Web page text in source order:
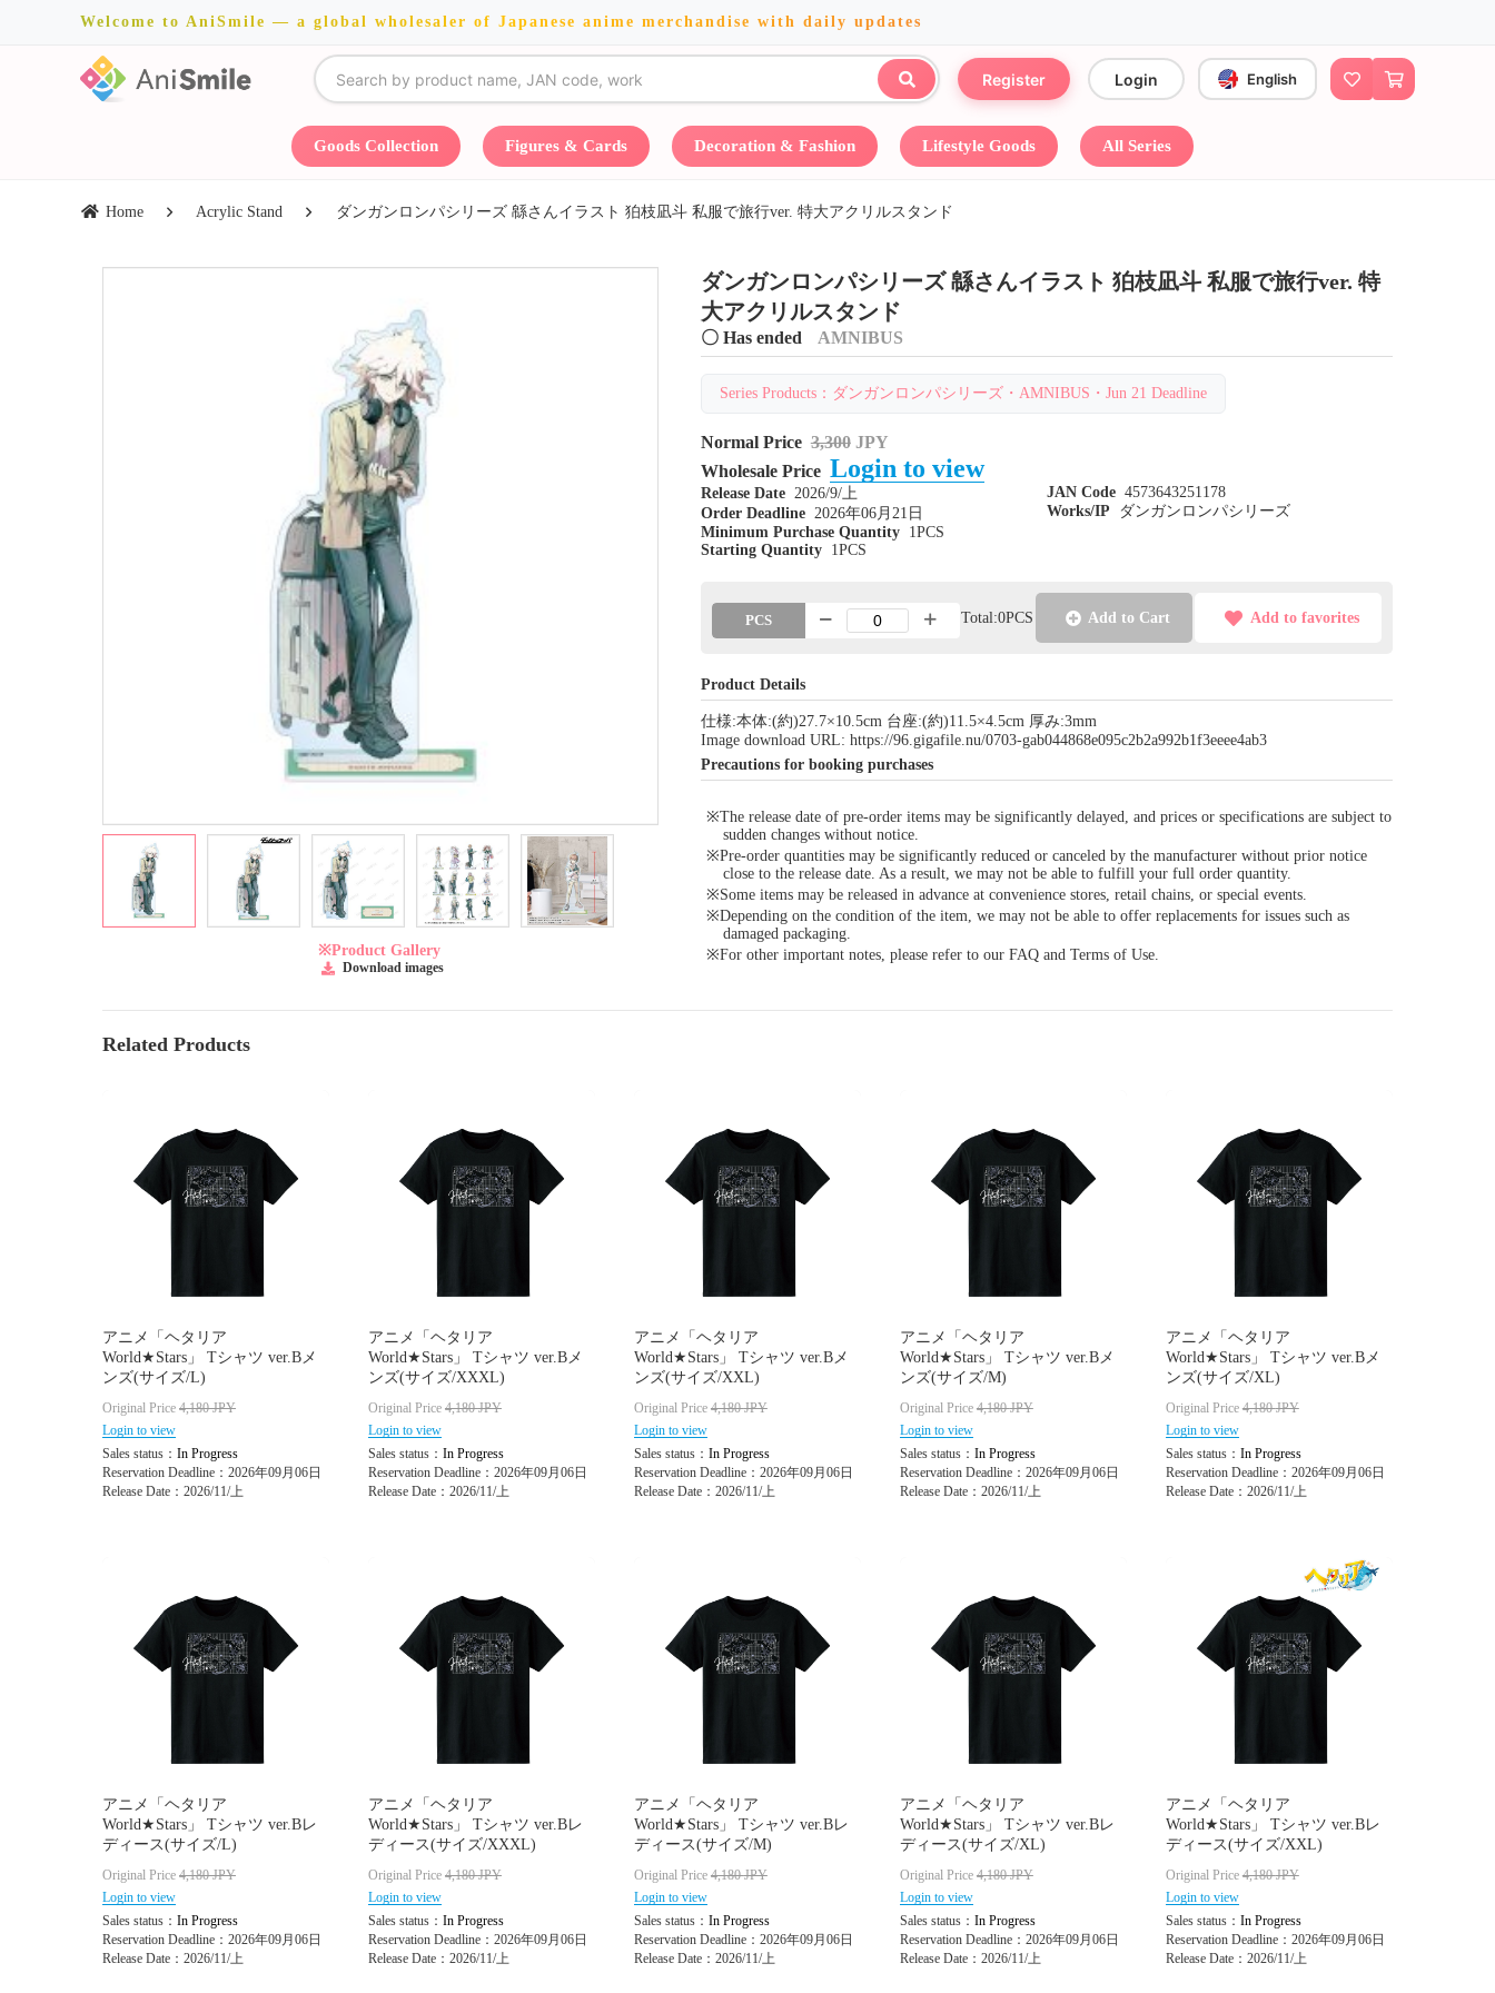
Welcome to AniSmile — a global wholesaler of Japanese anime merchandise with daily updates
Register Login English
Goods Collection Figures & Cards Decoration & Fashion Lifestyle Goods All Series
Home Acrylic Stand ダンガンロンパシリーズ 緜さんイラスト 狛枝凪斗 私服で旅行ver. 特大アクリルスタンド
※Product Gallery
Download images
ダンガンロンパシリーズ 緜さんイラスト 狛枝凪斗 私服で旅行ver. 特
大アクリルスタンド
〇 Has ended AMNIBUS
Series Products：ダンガンロンパシリーズ・AMNIBUS・Jun 21 Deadline
Normal Price 3,300 JPY
Wholesale Price Login to view
Release Date 2026/9/上
Order Deadline 2026年06月21日
Minimum Purchase Quantity
1PCS
Starting Quantity
1PCS
JAN Code 4573643251178
Works/IP
ダンガンロンパシリーズ
PCS Total:0PCS Add to Cart Add to favorites
Product Details
仕様:本体:(約)27.7×10.5cm 台座:(約)11.5×4.5cm 厚み:3mm
Image download URL: https://96.gigafile.nu/0703-gab044868e095c2b2a992b1f3eeee4ab3
Precautions for booking purchases
※The release date of pre-order items may be significantly delayed, and prices or specifications are subject to
sudden changes without notice.
※Pre-order quantities may be significantly reduced or canceled by the manufacturer without prior notice
close to the release date. As a result, we may not be able to fulfill your full order quantity.
※Some items may be released in advance at convenience stores, retail chains, or special events.
※Depending on the condition of the item, we may not be able to offer replacements for issues such as
damaged packaging.
※For other important notes, please refer to our FAQ and Terms of Use.
Related Products
アニメ「ヘタリア
World★Stars」 Tシャツ ver.Bメ
ンズ(サイズ/L)
Original Price 4,180JPY
Login to view
Sales status： In Progress
Reservation Deadline：2026年09月06日
Release Date：2026/11/上
アニメ「ヘタリア
World★Stars」 Tシャツ ver.Bメ
ンズ(サイズ/XXXL)
Original Price 4,180JPY
Login to view
Sales status： In Progress
Reservation Deadline：2026年09月06日
Release Date：2026/11/上
アニメ「ヘタリア
World★Stars」 Tシャツ ver.Bメ
ンズ(サイズ/XXL)
Original Price 4,180JPY
Login to view
Sales status： In Progress
Reservation Deadline：2026年09月06日
Release Date：2026/11/上
アニメ「ヘタリア
World★Stars」 Tシャツ ver.Bメ
ンズ(サイズ/M)
Original Price 4,180JPY
Login to view
Sales status： In Progress
Reservation Deadline：2026年09月06日
Release Date：2026/11/上
アニメ「ヘタリア
World★Stars」 Tシャツ ver.Bメ
ンズ(サイズ/XL)
Original Price 4,180JPY
Login to view
Sales status： In Progress
Reservation Deadline：2026年09月06日
Release Date：2026/11/上
アニメ「ヘタリア
World★Stars」 Tシャツ ver.Bレ
ディース(サイズ/L)
Original Price 4,180JPY
Login to view
Sales status： In Progress
Reservation Deadline：2026年09月06日
Release Date：2026/11/上
アニメ「ヘタリア
World★Stars」 Tシャツ ver.Bレ
ディース(サイズ/XXXL)
Original Price 4,180JPY
Login to view
Sales status： In Progress
Reservation Deadline：2026年09月06日
Release Date：2026/11/上
アニメ「ヘタリア
World★Stars」 Tシャツ ver.Bレ
ディース(サイズ/M)
Original Price 4,180JPY
Login to view
Sales status： In Progress
Reservation Deadline：2026年09月06日
Release Date：2026/11/上
アニメ「ヘタリア
World★Stars」 Tシャツ ver.Bレ
ディース(サイズ/XL)
Original Price 4,180JPY
Login to view
Sales status： In Progress
Reservation Deadline：2026年09月06日
Release Date：2026/11/上
アニメ「ヘタリア
World★Stars」 Tシャツ ver.Bレ
ディース(サイズ/XXL)
Original Price 4,180JPY
Login to view
Sales status： In Progress
Reservation Deadline：2026年09月06日
Release Date：2026/11/上